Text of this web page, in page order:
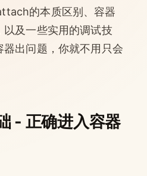
的本质区别、容器
及一些实用的调试技
出问题，你就不用只会
- 正确进入容器